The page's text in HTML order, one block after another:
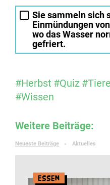
Sie sammeln sich
Einmündungen
wo das Wasser
gefriert.
#Herbst #Quiz #Tiere
#Wissen
Weitere Beiträge:
Neueste Beiträge ► Aktuelles
Essen